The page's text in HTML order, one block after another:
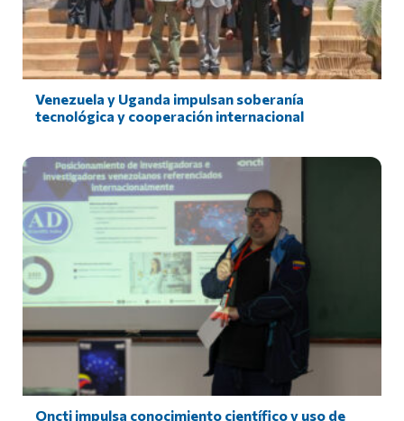
Venezuela y Uganda impulsan soberanía
tecnológica y cooperación internacional
Oncti impulsa conocimiento científico y uso de